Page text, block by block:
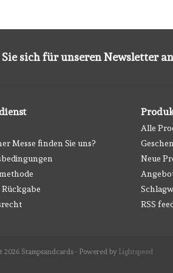
sich für unseren Newsletter
Messe finden Sie uns?
Alle
Neue
RSS
Stampsandcards - Powered by Lightspeed